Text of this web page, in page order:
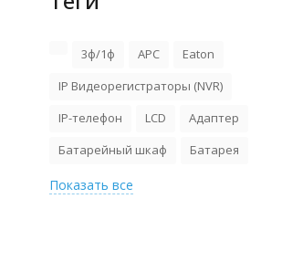
3ф/1ф APC
Eaton
IP Видеорегистраторы (NVR)
IP-телефон
LCD
Адаптер
Батарейный шкаф
Батарея
Показать все